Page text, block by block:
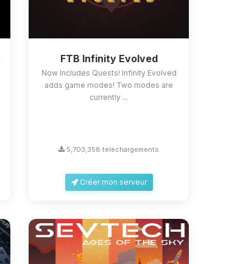
FTB Infinity Evolved
Now Includes Quests! Infinity Evolved
adds game modes! Two modes are
currently ...
5,703,358 téléchargements
Créer mon serveur